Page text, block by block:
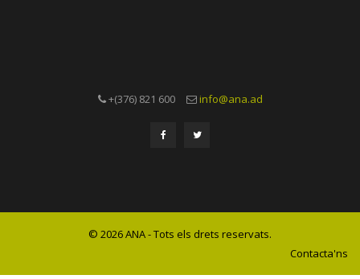
+(376) 821 600 info@ana.ad
© 2026 ANA - Tots els drets reservats.
Contacta'ns